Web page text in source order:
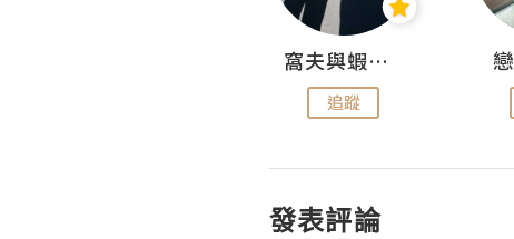
窩夫與蝦子餅
追蹤
發表評論